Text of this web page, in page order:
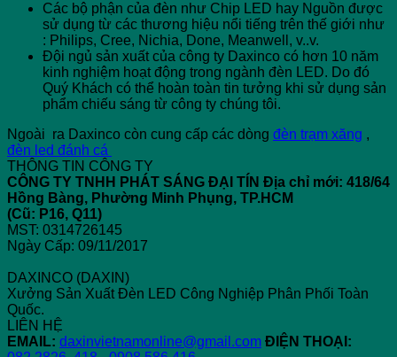
Các bộ phận của đèn như Chip LED hay Nguồn được
sử dụng từ các thương hiệu nổi tiếng trên thế giới như
: Philips, Cree, Nichia, Done, Meanwell, v..v.
Đội ngủ sản xuất của công ty Daxinco có hơn 10 năm
kinh nghiệm hoạt động trong ngành đèn LED. Do đó
Quý Khách có thể hoàn toàn tin tưởng khi sử dụng sản
phẩm chiếu sáng từ công ty chúng tôi.
Ngoài ra Daxinco còn cung cấp các dòng đèn trạm xăng ,
đèn led đánh cá
THÔNG TIN CÔNG TY
CÔNG TY TNHH PHÁT SÁNG ĐẠI TÍN Địa chỉ mới: 418/64
Hồng Bàng, Phường Minh Phụng, TP.HCM
(Cũ: P16, Q11)
MST: 0314726145
Ngày Cấp: 09/11/2017
DAXINCO (DAXIN)
Xưởng Sản Xuất Đèn LED Công Nghiệp Phân Phối Toàn
Quốc.
LIÊN HỆ
EMAIL: daxinvietnamonline@gmail.com ĐIỆN THOẠI: